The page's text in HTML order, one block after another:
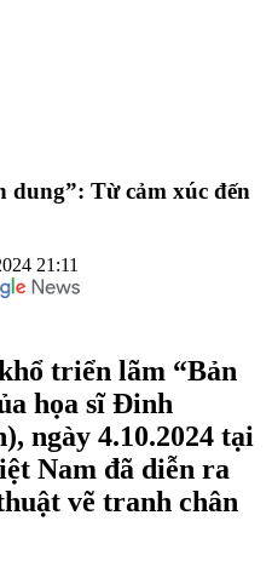
dung”: Từ cảm xúc đến
21:11
triển lãm “Bản
họa sĩ Đinh
ngày 4.10.2024 tại
Nam đã diễn ra
vẽ tranh chân